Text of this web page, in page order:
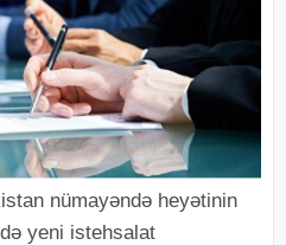
nümayəndə heyətinin
yeni istehsalat